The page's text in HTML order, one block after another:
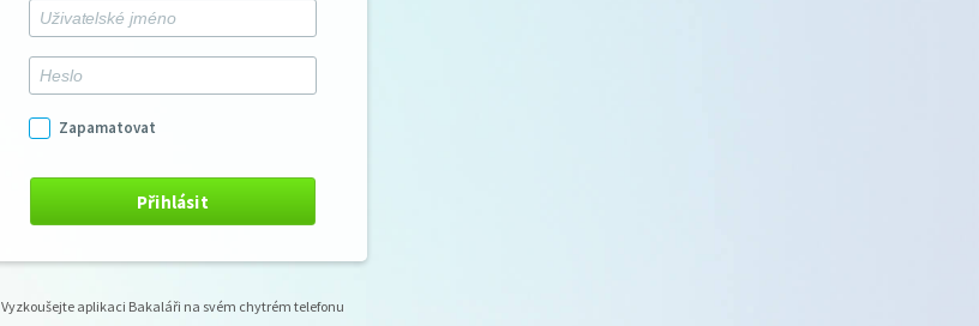
Zapamatovat
Přihlásit
Vyzkoušejte aplikaci Bakaláři na svém chytrém telefonu